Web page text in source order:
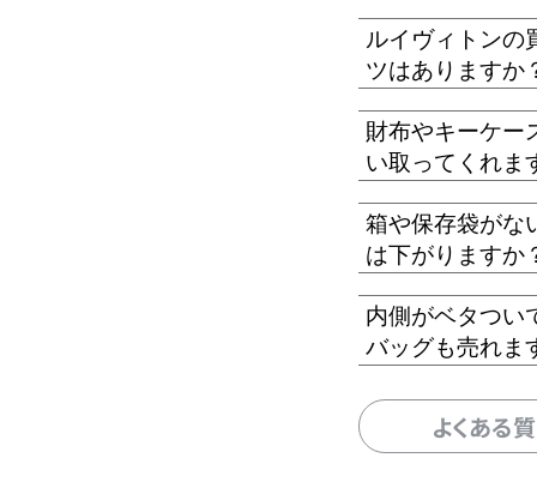
ルイヴィトンの
ツはありますか
財布やキーケー
い取ってくれま
箱や保存袋がな
は下がりますか
内側がベタつい
バッグも売れま
よくある